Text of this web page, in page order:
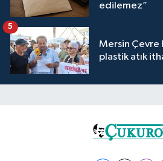
edilemez”
Mersin Çevre
plastik atık
5